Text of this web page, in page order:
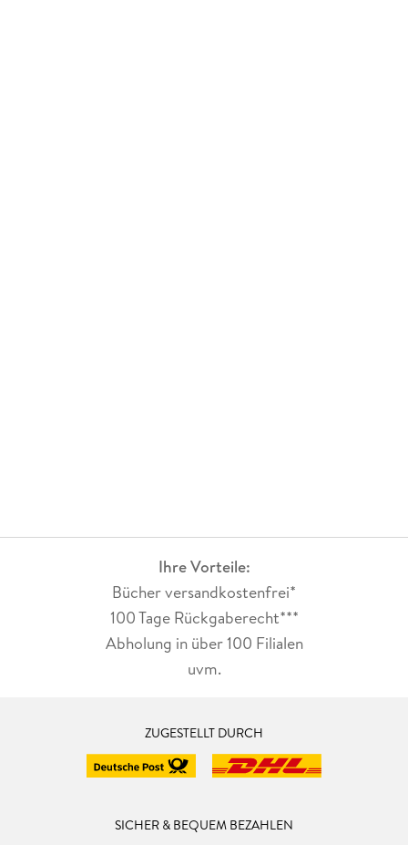
Ihre Vorteile:
Bücher versandkostenfrei*
100 Tage Rückgaberecht***
Abholung in über 100 Filialen
uvm.
ZUGESTELLT DURCH
SICHER & BEQUEM BEZAHLEN